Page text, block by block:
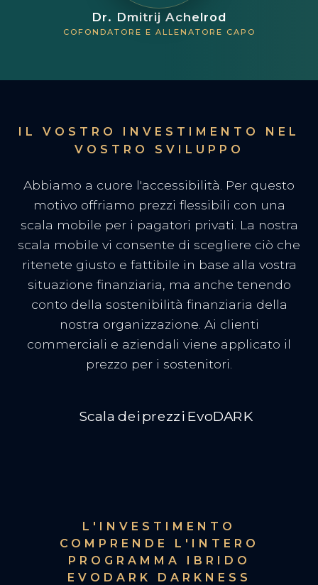
Dr. Dmitrij Achelrod
COFONDATORE E ALLENATORE CAPO
IL VOSTRO INVESTIMENTO NEL
VOSTRO SVILUPPO
Abbiamo a cuore l'accessibilità. Per questo
motivo offriamo prezzi flessibili con una
scala mobile per i pagatori privati. La nostra
scala mobile vi consente di scegliere ciò che
ritenete giusto e fattibile in base alla vostra
situazione finanziaria, ma anche tenendo
conto della sostenibilità finanziaria della
nostra organizzazione. Ai clienti
commerciali e aziendali viene applicato il
prezzo per i sostenitori.
L'INVESTIMENTO
COMPRENDE L'INTERO
PROGRAMMA IBRIDO
EVODARK DARKNESS